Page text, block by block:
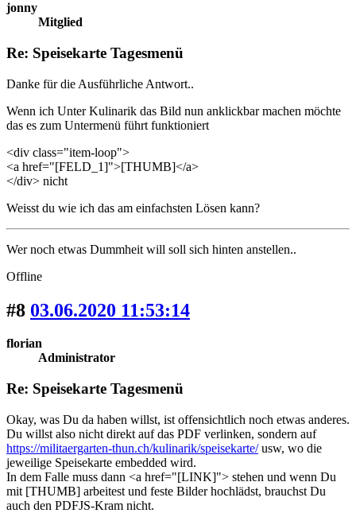
jonny
Mitglied
Re: Speisekarte Tagesmenü
Danke für die Ausführliche Antwort..
Wenn ich Unter Kulinarik das Bild nun anklickbar machen möchte
das es zum Untermenü führt funktioniert
<div class="item-loop">
<a href="[FELD_1]">[THUMB]</a>
</div> nicht
Weisst du wie ich das am einfachsten Lösen kann?
Wer noch etwas Dummheit will soll sich hinten anstellen..
Offline
#8 03.06.2020 11:53:14
florian
Administrator
Re: Speisekarte Tagesmenü
Okay, was Du da haben willst, ist offensichtlich noch etwas anderes.
Du willst also nicht direkt auf das PDF verlinken, sondern auf
https://militaergarten-thun.ch/kulinarik/speisekarte/usw, wo die
jeweilige Speisekarte embedded wird.
In dem Falle muss dann <a href="[LINK]"> stehen und wenn Du
mit [THUMB] arbeitest und feste Bilder hochlädst, brauchst Du
auch den PDFJS-Kram nicht.